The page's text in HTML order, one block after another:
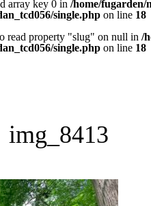
array key 0 in /home/
single.php on line 18
read property "slug" on null in /
single.php on line 18
img_8413